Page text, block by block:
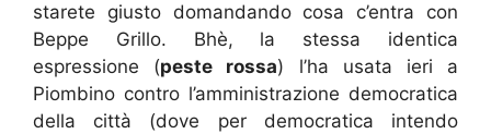
starete giusto domandando cosa c’entra con
Beppe Grillo. Bhè, la stessa identica
espressione (peste rossa) l’ha usata ieri a
Piombino contro l’amministrazione democratica
della città (dove per democratica intendo